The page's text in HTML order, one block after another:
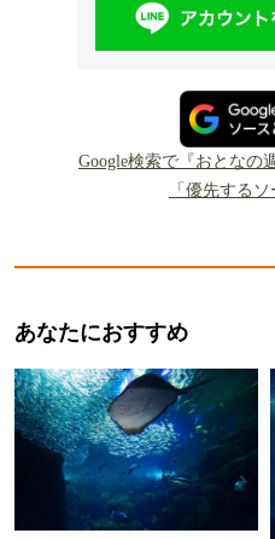
Google検索で『おとなの
「優先する
あなたにおすすめ